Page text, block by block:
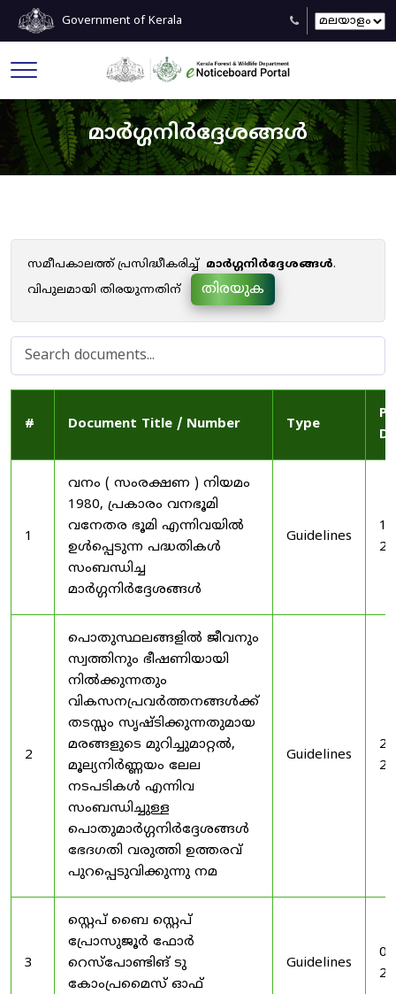
Government of Kerala
മാർഗ്ഗനിർദ്ദേശങ്ങൾ
സമീപകാലത്ത് പ്രസിദ്ധീകരിച്ച് മാർഗ്ഗനിർദ്ദേശങ്ങൾ.
വിപുലമായി തിരയുന്നതിന്
തിരയുക
# Document Title / Number Type
1
വനം ( സംരക്ഷണ ) നിയമം
1980, പ്രകാരം വനഭൂമി
വനേതര ഭൂമി എന്നിവയിൽ
ഉൾപ്പെടുന്ന പദ്ധതികൾ
സംബന്ധിച്ച
മാർഗ്ഗനിർദ്ദേശങ്ങൾ
Guidelines
2
പൊതുസ്ഥലങ്ങളിൽ ജീവനും
സ്വത്തിനും ഭീഷണിയായി
നിൽക്കുന്നതും
വികസനപ്രവർത്തനങ്ങൾക്ക്
തടസ്സം സൃഷ്ടിക്കുന്നതുമായ
മരങ്ങളുടെ മുറിച്ചുമാറ്റൽ,
മൂല്യനിർണ്ണയം ലേല
നടപടികൾ എന്നിവ
സംബന്ധിച്ചുള്ള
പൊതുമാർഗ്ഗനിർദ്ദേശങ്ങൾ
ഭേദഗതി വരുത്തി ഉത്തരവ്
പുറപ്പെടുവിക്കുന്നു നമ
Guidelines
3
സ്റ്റെപ് ബൈ സ്റ്റെപ്
പ്രോസുജൂർ ഫോർ
റെസ്‌പോണ്ടിങ് ടു
കോംപ്രമൈസ് ഓഫ്
Guidelines